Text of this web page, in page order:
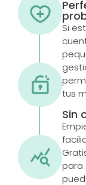
Si
tus
Sin
para